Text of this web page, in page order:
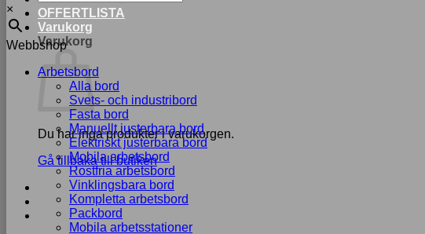
OFFERTLISTA
Varukorg
Varukorg
Du har inga produkter i varukorgen.
Gå tillbaka till butiken
×
Webbshop
Arbetsbord
Alla bord
Svets- och industribord
Fasta bord
Manuellt justerbara bord
Elektriskt justerbara bord
Mobila arbetsbord
Rostfria arbetsbord
Vinklingsbara bord
Kompletta arbetsbord
Packbord
Mobila arbetsstationer